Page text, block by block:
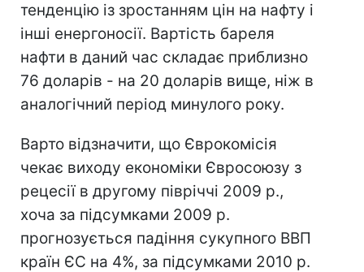
тенденцію із зростанням цін на нафту і
інші енергоносії. Вартість бареля
нафти в даний час складає приблизно
76 доларів - на 20 доларів вище, ніж в
аналогічний період минулого року.
Варто відзначити, що Єврокомісія
чекає виходу економіки Євросоюзу з
рецесії в другому півріччі 2009 р.,
хоча за підсумками 2009 р.
прогнозується падіння сукупного ВВП
країн ЄС на 4%, за підсумками 2010 р.